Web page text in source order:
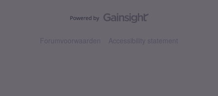
Forumvoorwaarden Accessibility statement